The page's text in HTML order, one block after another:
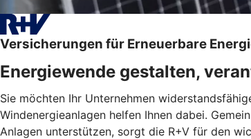
Versicherungen für Erneuerbare
Energiewende gestalten,
Sie möchten Ihr Unternehmen
Windenergieanlagen helfen Ihnen dabei.
Anlagen unterstützen, sorgt die R+V für den